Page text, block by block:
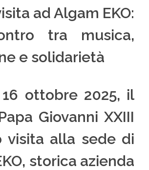
ad Algam EKO:
tra musica,
e solidarietà
16 ottobre 2025, il
Giovanni XXIII
visita alla sede di
storica azienda